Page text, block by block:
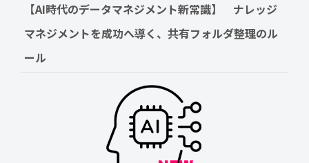
【AI時代のデータマネジメント新常識】　ナレッジ
マネジメントを成功へ導く、共有フォルダ整理のル
ール